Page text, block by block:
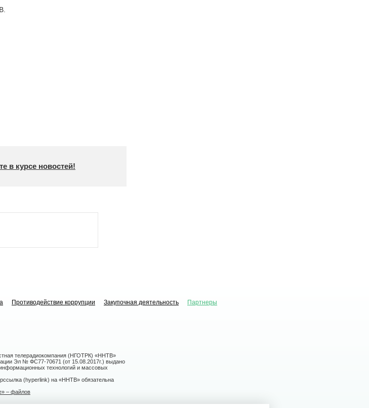
в курсе новостей!
Противодействие коррупции Закупочная деятельность Партнеры
телерадиокомпания (НГОТРК) «ННТВ»
Эл № ФС77-70671 (от 15.08.2017г.) выдано
технологий и массовых
(hyperlink) на «ННТВ» обязательна
– файлов